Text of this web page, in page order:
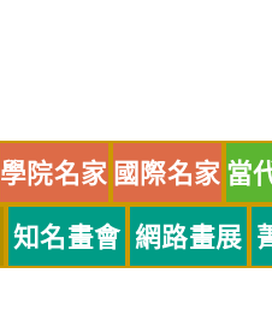
學院名家 國際名家 當
知名畫會 網路畫展